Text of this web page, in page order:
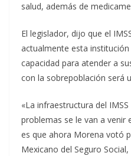
salud, además de
El legislador, dijo que el
actualmente esta
capacidad para atender a
con la sobrepoblación será
«La infraestructura del
problemas se le van a venir
es que ahora Morena votó
Mexicano del Seguro